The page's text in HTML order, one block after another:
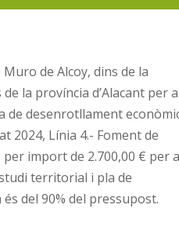
Muro de Alcoy, dins de la
la província d’Alacant per
de desenrotllament
2024, Línia 4.- Foment de
import de 2.700,00 € per a
territorial i pla de
del 90% del pressupost.